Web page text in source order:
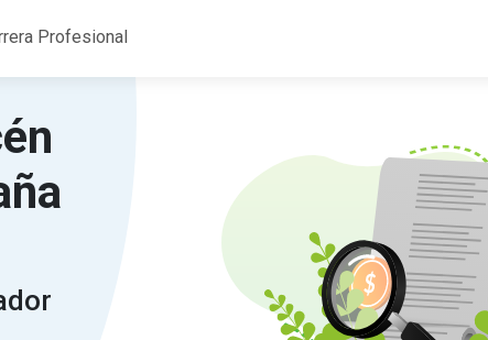
Profesional